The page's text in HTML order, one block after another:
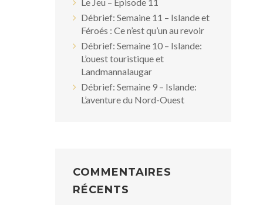
Débrief: Semaine 11 – Islande et
Féroés : Ce n’est qu’un au revoir
Débrief: Semaine 10 – Islande:
L’ouest touristique et
Landmannalaugar
Débrief: Semaine 9 – Islande:
L’aventure du Nord-Ouest
COMMENTAIRES
RÉCENTS